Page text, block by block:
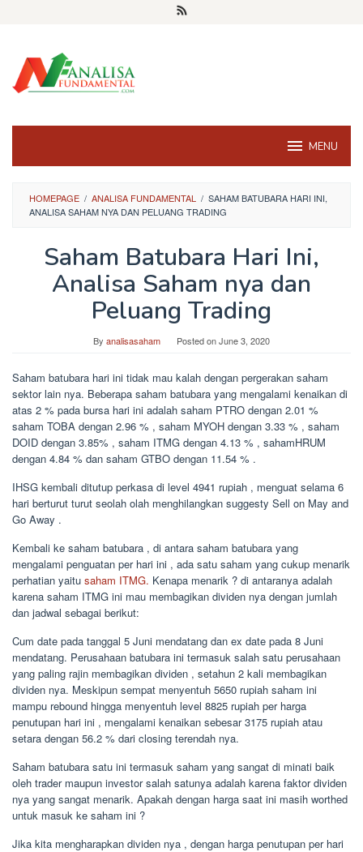
MENU
HOMEPAGE / ANALISA FUNDAMENTAL / SAHAM BATUBARA HARI INI,
ANALISA SAHAM NYA DAN PELUANG TRADING
Saham Batubara Hari Ini,
Analisa Saham nya dan
Peluang Trading
By analisasaham Posted onJune 3, 2020
Saham batubara hari ini tidak mau kalah dengan pergerakan saham
sektor lain nya. Beberapa saham batubara yang mengalami kenaikan di
atas 2 % pada bursa hari ini adalah saham PTRO dengan 2.01 %
saham TOBA dengan 2.96 % , saham MYOH dengan 3.33 % , saham
DOID dengan 3.85% , saham ITMG dengan 4.13 % , sahamHRUM
dengan 4.84 % dan saham GTBO dengan 11.54 % .
IHSG kembali ditutup perkasa di level 4941 rupiah , menguat selama 6
hari berturut turut seolah olah menghilangkan suggesty Sell on May and
Go Away .
Kembali ke saham batubara , di antara saham batubara yang
mengalami penguatan per hari ini , ada satu saham yang cukup menarik
perhatian yaitu saham ITMG. Kenapa menarik ? di antaranya adalah
karena saham ITMG ini mau membagikan dividen nya dengan jumlah
dan jadwal sebagai berikut:
Cum date pada tanggal 5 Juni mendatang dan ex date pada 8 Juni
mendatang. Perusahaan batubara ini termasuk salah satu perusahaan
yang paling rajin membagikan dividen , setahun 2 kali membagikan
dividen nya. Meskipun sempat menyentuh 5650 rupiah saham ini
mampu rebound hingga menyentuh level 8825 rupiah per harga
penutupan hari ini , mengalami kenaikan sebesar 3175 rupiah atau
setara dengan 56.2 % dari closing terendah nya.
Saham batubara satu ini termasuk saham yang sangat di minati baik
oleh trader maupun investor salah satunya adalah karena faktor dividen
nya yang sangat menarik. Apakah dengan harga saat ini masih worthed
untuk masuk ke saham ini ?
Jika kita mengharapkan dividen nya , dengan harga penutupan per hari